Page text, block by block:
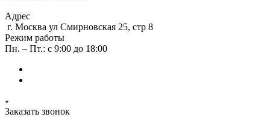
Адрес
г. Москва ул Смирновская 25, стр 8
Режим работы
Пн. – Пт.: с 9:00 до 18:00
Заказать звонок